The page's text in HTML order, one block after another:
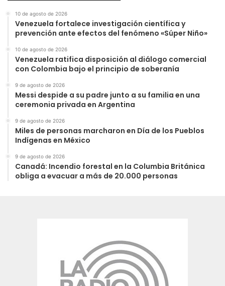
10 de agosto de 2026
Venezuela fortalece investigación científica y
prevención ante efectos del fenómeno «Súper Niño»
10 de agosto de 2026
Venezuela ratifica disposición al diálogo comercial
con Colombia bajo el principio de soberanía
9 de agosto de 2026
Messi despide a su padre junto a su familia en una
ceremonia privada en Argentina
9 de agosto de 2026
Miles de personas marcharon en Día de los Pueblos
Indígenas en México
9 de agosto de 2026
Canadá: Incendio forestal en la Columbia Británica
obliga a evacuar a más de 20.000 personas